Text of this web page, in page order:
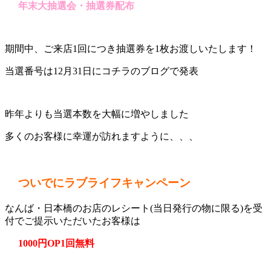
年末大抽選会・抽選券配布
期間中、ご来店1回につき抽選券を1枚お渡しいたします！
当選番号は12月31日にコチラのブログで発表
昨年よりも当選本数を大幅に増やしました
多くのお客様に幸運が訪れますように、、、
ついでにラブライフキャンペーン
なんば・日本橋のお店のレシート(当日発行の物に限る)を受
付でご提示いただいたお客様は
1000円OP1回無料